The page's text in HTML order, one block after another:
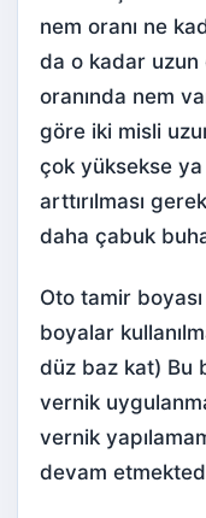
nem oranı ne
da o kadar uzun
oranında nem
göre iki misli
çok yüksekse ya
arttırılması
daha çabuk
Oto tamir
boyalar
düz baz kat) Bu
vernik
vernik
devam